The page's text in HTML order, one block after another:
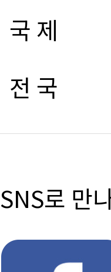
국 제
전 국
SNS로 만